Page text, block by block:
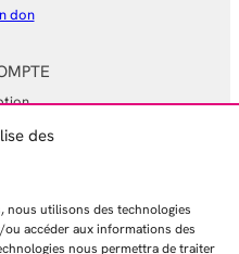
des
nous utilisons des technologies
accéder aux informations des
nous permettra de traiter
don
PLUS